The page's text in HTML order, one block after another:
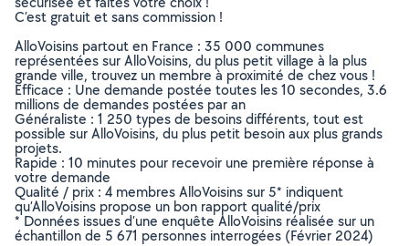
C’est gratuit et sans commission !
AlloVoisins partout en France : 35 000 communes
représentées sur AlloVoisins, du plus petit village à la plus
grande ville, trouvez un membre à proximité de chez vous !
Efficace : Une demande postée toutes les 10 secondes, 3.6
millions de demandes postées par an
Généraliste : 1 250 types de besoins différents, tout est
possible sur AlloVoisins, du plus petit besoin aux plus grands
projets.
Rapide : 10 minutes pour recevoir une première réponse à
votre demande
Qualité / prix : 4 membres AlloVoisins sur 5* indiquent
qu’AlloVoisins propose un bon rapport qualité/prix
* Données issues d’une enquête AlloVoisins réalisée sur un
échantillon de 5 671 personnes interrogées (Février 2024)